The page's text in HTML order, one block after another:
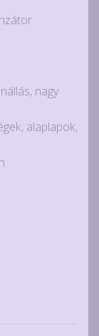
nagy
alaplapok,